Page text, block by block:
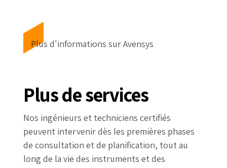
Plus d'informations sur Avensys
Plus de services
Nos ingénieurs et techniciens certifiés
peuvent intervenir dès les premières phases
de consultation et de planification, tout au
long de la vie des instruments et des